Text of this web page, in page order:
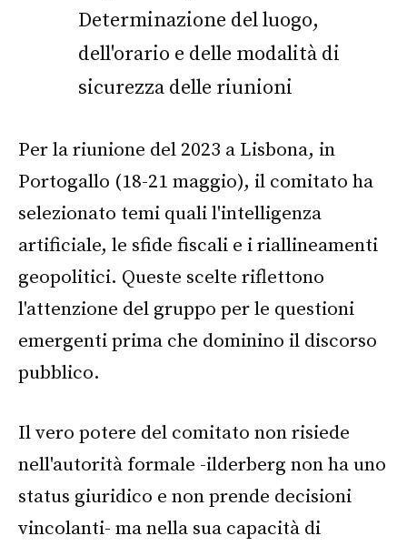
Determinazione del luogo,
dell'orario e delle modalità di
sicurezza delle riunioni
Per la riunione del 2023 a Lisbona, in
Portogallo (18-21 maggio), il comitato ha
selezionato temi quali l'intelligenza
artificiale, le sfide fiscali e i riallineamenti
geopolitici. Queste scelte riflettono
l'attenzione del gruppo per le questioni
emergenti prima che dominino il discorso
pubblico.
Il vero potere del comitato non risiede
nell'autorità formale -ilderberg non ha uno
status giuridico e non prende decisioni
vincolanti- ma nella sua capacità di